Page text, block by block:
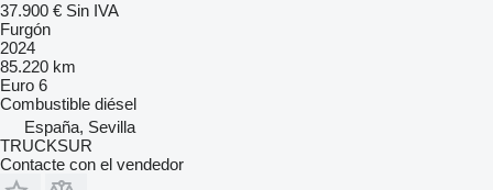
37.900 € Sin IVA
Furgón
2024
85.220 km
Euro 6
Combustible diésel
España, Sevilla
TRUCKSUR
Contacte con el vendedor